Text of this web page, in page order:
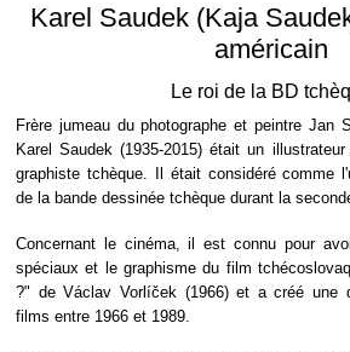
Karel Saudek (Kaja
américain
Le roi de la BD
Frère jumeau du photographe et peintre Jan
Karel Saudek (1935-2015) était un
graphiste tchèque. Il était considéré comme
de la bande dessinée tchèque durant la
Concernant le cinéma, il est connu pour
spéciaux et le graphisme du film
?" de Václav Vorlíček (1966) et a créé une
films entre 1966 et 1989.